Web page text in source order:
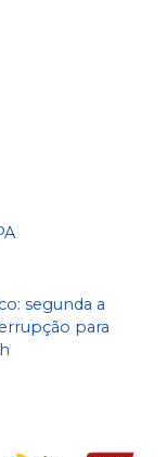
segunda a
para